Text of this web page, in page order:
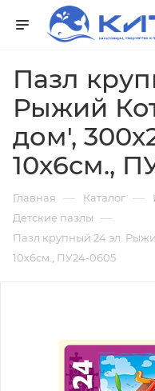
Пазл
Рыжий
дом',
10х6см.,
Главная — Каталог —
Детские пазлы —
Пазл крупный 24 эл.
10х6см., ПУ24-0605